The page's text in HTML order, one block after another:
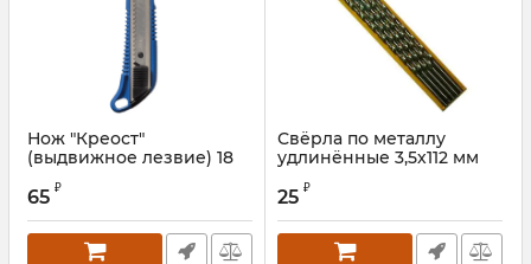
Нож "Креост"
(выдвижное лезвие) 18
Артикул:
65 ₽
Свёрла по металлу
удлинённые 3,5х112 мм
Артикул:
25 ₽